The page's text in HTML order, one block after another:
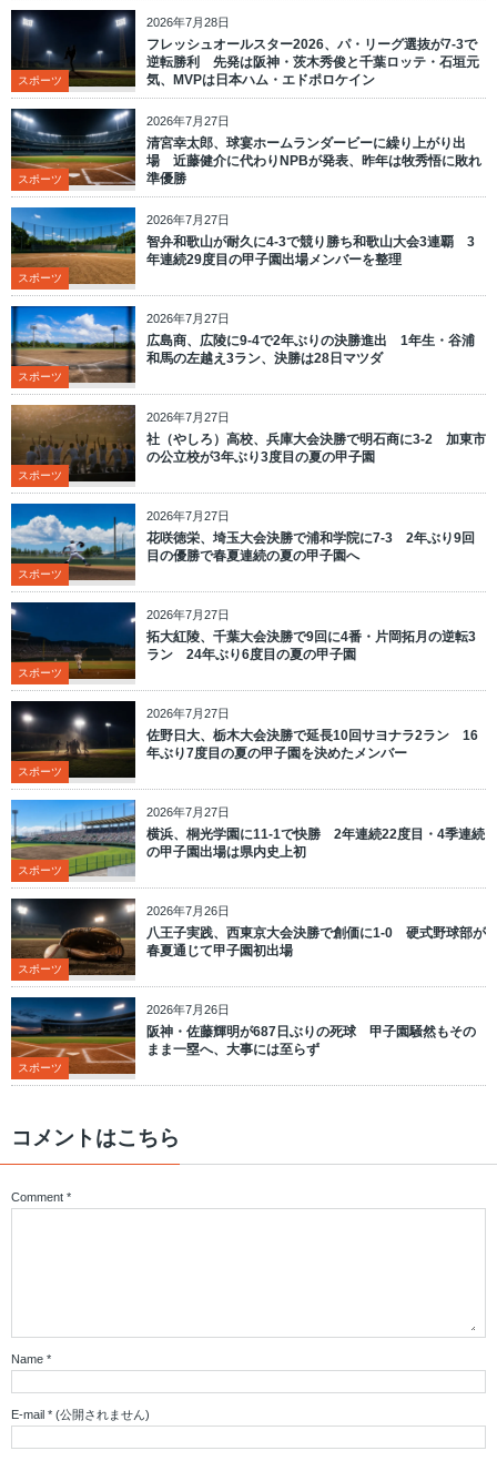
2026年7月28日
スポーツ
フレッシュオールスター2026、パ・リーグ選抜が7-3で
逆転勝利 先発は阪神・茨木秀俊と千葉ロッテ・石垣元
気、MVPは日本ハム・エドポロケイン
2026年7月27日
スポーツ
清宮幸太郎、球宴ホームランダービーに繰り上がり出
場 近藤健介に代わりNPBが発表、昨年は牧秀悟に敗れ
準優勝
2026年7月27日
スポーツ
智弁和歌山が耐久に4-3で競り勝ち和歌山大会3連覇 3
年連続29度目の甲子園出場メンバーを整理
2026年7月27日
スポーツ
広島商、広陵に9-4で2年ぶりの決勝進出 1年生・谷浦
和馬の左越え3ラン、決勝は28日マツダ
2026年7月27日
スポーツ
社（やしろ）高校、兵庫大会決勝で明石商に3-2 加東市
の公立校が3年ぶり3度目の夏の甲子園
2026年7月27日
スポーツ
花咲徳栄、埼玉大会決勝で浦和学院に7-3 2年ぶり9回
目の優勝で春夏連続の夏の甲子園へ
2026年7月27日
スポーツ
拓大紅陵、千葉大会決勝で9回に4番・片岡拓月の逆転3
ラン 24年ぶり6度目の夏の甲子園
2026年7月27日
スポーツ
佐野日大、栃木大会決勝で延長10回サヨナラ2ラン 16
年ぶり7度目の夏の甲子園を決めたメンバー
2026年7月27日
スポーツ
横浜、桐光学園に11-1で快勝 2年連続22度目・4季連続
の甲子園出場は県内史上初
2026年7月26日
スポーツ
八王子実践、西東京大会決勝で創価に1-0 硬式野球部が
春夏通じて甲子園初出場
2026年7月26日
スポーツ
阪神・佐藤輝明が687日ぶりの死球 甲子園騒然もその
まま一塁へ、大事には至らず
コメントはこちら
Comment *
Name *
E-mail * (公開されません)